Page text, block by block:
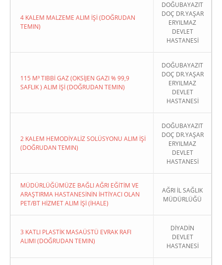
4 KALEM MALZEME ALIM İŞİ (DOĞRUDAN
TEMIN)
DOĞUBAYAZIT
DOÇ DR.YAŞAR
ERYILMAZ
DEVLET
HASTANESİ
115 M³ TIBBİ GAZ (OKSİJEN GAZI % 99,9
SAFLIK ) ALIM İŞİ (DOĞRUDAN TEMIN)
DOĞUBAYAZIT
DOÇ DR.YAŞAR
ERYILMAZ
DEVLET
HASTANESİ
2 KALEM HEMODİYALİZ SOLÜSYONU ALIM İŞİ
(DOĞRUDAN TEMIN)
DOĞUBAYAZIT
DOÇ DR.YAŞAR
ERYILMAZ
DEVLET
HASTANESİ
MÜDÜRLÜĞÜMÜZE BAĞLI AĞRI EĞİTİM VE
ARAŞTIRMA HASTANESİNİN İHTİYACI OLAN
PET/BT HİZMET ALIM İŞİ (İHALE)
AĞRI İL SAĞLIK
MÜDÜRLÜĞÜ
3 KATLI PLASTİK MASAÜSTÜ EVRAK RAFI
ALIMI (DOĞRUDAN TEMIN)
DİYADİN
DEVLET
HASTANESİ